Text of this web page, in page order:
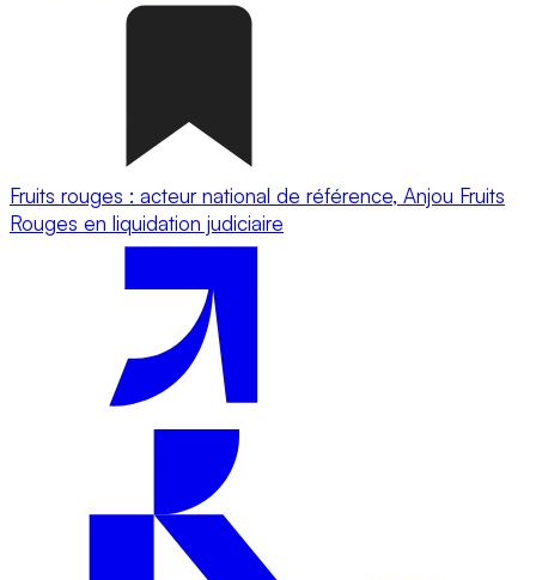
Fruits rouges : acteur national de référence, Anjou Fruits
Rouges en liquidation judiciaire